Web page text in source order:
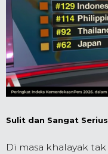
Sulit dan Sangat Serius
Di masa khalayak